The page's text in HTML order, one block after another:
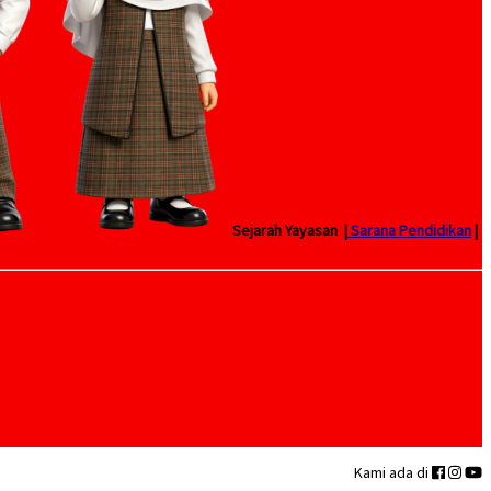
Sejarah Yayasan |Sarana Pendidikan|
Kami ada di